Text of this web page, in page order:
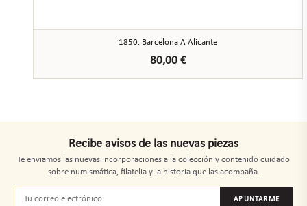
1850. Barcelona A Alicante
80,00 €
Recibe avisos de las nuevas piezas
Te enviamos las nuevas incorporaciones a la colección y contenido cuidado
sobre numismática, filatelia y la historia que las acompaña.
APUNTARME